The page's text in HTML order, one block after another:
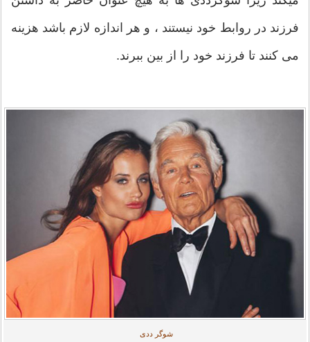
فرزند در روابط خود نیستند ، و هر اندازه لازم باشد هزینه
می کنند تا فرزند خود را از بین ببرند.
شوگر ددی